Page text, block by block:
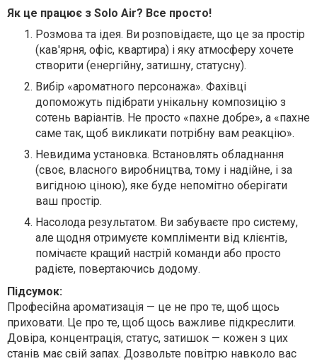
Як це працює з Solo Air? Все просто!
Розмова та ідея. Ви розповідаєте, що це за простір
(кав'ярня, офіс, квартира) і яку атмосферу хочете
створити (енергійну, затишну, статусну).
Вибір «ароматного персонажа». Фахівці
допоможуть підібрати унікальну композицію з
сотень варіантів. Не просто «пахне добре», а «пахне
саме так, щоб викликати потрібну вам реакцію».
Невидима установка. Встановлять обладнання
(своє, власного виробництва, тому і надійне, і за
вигідною ціною), яке буде непомітно оберігати
ваш простір.
Насолода результатом. Ви забуваєте про систему,
але щодня отримуєте компліменти від клієнтів,
помічаєте кращий настрій команди або просто
радієте, повертаючись додому.
Підсумок:
Професійна ароматизація — це не про те, щоб щось
приховати. Це про те, щоб щось важливе підкреслити.
Довіра, концентрація, статус, затишок — кожен з цих
станів має свій запах. Дозвольте повітрю навколо вас